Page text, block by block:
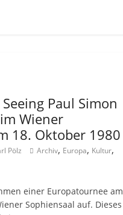
Paul Simon
Wiener
18. Oktober 1980
Pölz Archiv, Europa, Kultur,
einer Europatournee am
Sophiensaal auf. Dieses